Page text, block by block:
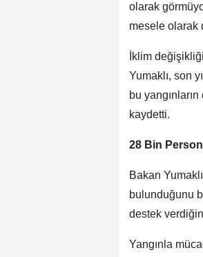
olarak
mesele olarak
İklim
Yumaklı, son
bu
kaydetti.
28 Bin
Bakan
bulunduğunu
destek
Yangınla